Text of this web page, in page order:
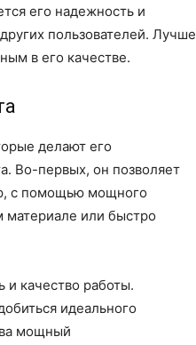
его надежность и
пользователей. Лучше
в его качестве.
делают его
Во-первых, он позволяет
с помощью мощного
материале или быстро
качество работы.
идеального
мощный